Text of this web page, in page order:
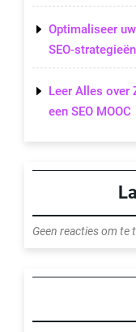
Optimaliseer
SEO-strategieën
Leer Alles
een SEO MOOC
Geen reacties om te